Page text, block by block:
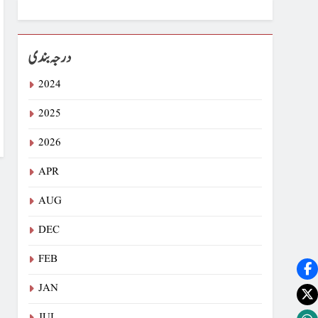
درجہ بندی
2024
2025
2026
APR
AUG
DEC
FEB
JAN